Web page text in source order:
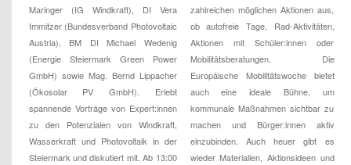
Maringer (IG Windkraft), DI Vera
Immitzer (Bundesverband Photovoltaic
Austria), BM DI Michael Wedenig
(Energie Steiermark Green Power
GmbH) sowie Mag. Bernd Lippacher
(Ökosolar PV GmbH). Erlebt
spannende Vorträge von Expert:innen
zu den Potenzialen von Windkraft,
Wasserkraft und Photovoltaik in der
Steiermark und diskutiert mit. Ab 13:00
zahlreichen möglichen Aktionen aus,
ob autofreie Tage, Rad-Aktivitäten,
Aktionen mit Schüler:innen oder
Mobilitätsberatungen. Die
Europäische Mobilitätswoche bietet
auch eine ideale Bühne, um
kommunale Maßnahmen sichtbar zu
machen und Bürger:innen aktiv
einzubinden. Auch heuer gibt es
wieder Materialien, Aktionsideen und